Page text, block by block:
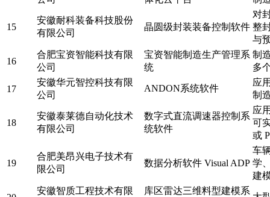
15
安徽耐科装备科技股份
有限公司
晶圆级封装装备控制软件
对
整
与
16
合肥宝资智能科技有限
公司
宝资智能制造生产管理系
统
制
多
17
安徽华元智控科技有限
公司
ANDON系统软件
应
制
18
安徽泰莱德自动化技术
有限公司
数字式直流调速器控制系
统软件
应
可
或
19
合肥美昂兴电子技术有
限公司
数据分析软件 Visual ADP
车
学
建
安徽智质工程技术有限
库区雷达三维料型建模系